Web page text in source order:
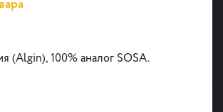
(Algin), 100% аналог SOSA.